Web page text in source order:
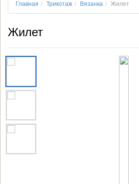
Главная Трикотаж Вязанка Жилет
Жилет